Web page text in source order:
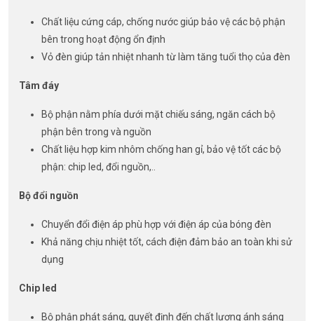
Chất liệu cứng cáp, chống nước giúp bảo vệ các bộ phận
bên trong hoạt động ổn định
Vỏ đèn giúp tản nhiệt nhanh từ làm tăng tuổi thọ của đèn
Tâm đáy
Bộ phận nằm phía dưới mặt chiếu sáng, ngăn cách bộ
phận bên trong và nguồn
Chất liệu hợp kim nhôm chống han gỉ, bảo vệ tốt các bộ
phận: chip led, đổi nguồn,..
Bộ đổi nguồn
Chuyển đổi điện áp phù hợp với điện áp của bóng đèn
Khả năng chịu nhiệt tốt, cách điện đảm bảo an toàn khi sử
dụng
Chip led
Bộ phận phát sáng, quyết định đến chất lượng ánh sáng